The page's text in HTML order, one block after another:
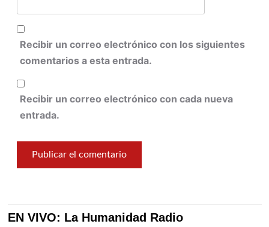
Recibir un correo electrónico con los siguientes
comentarios a esta entrada.
Recibir un correo electrónico con cada nueva
entrada.
EN VIVO: La Humanidad Radio